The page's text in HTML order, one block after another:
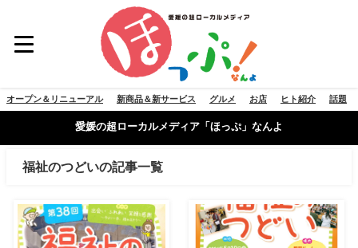
オープン＆リニューアル 新商品＆新サービス グルメ お店 ヒト紹介 話題
愛媛の超ローカルメディア「ほっぷ」なんよ
福祉のつどいの記事一覧